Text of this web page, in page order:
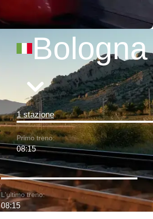
Bologna
1 stazione
Primo treno:
08:15
L'ultimo treno:
08:15